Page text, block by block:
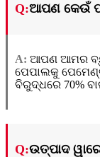
Q:ଆପଣ କେଉଁ
A: ଆପଣ ଆମର
ପେପାଲକୁ
ବିରୁଦ୍ଧରେ 70%
Q:ଉତ୍ପାଦ